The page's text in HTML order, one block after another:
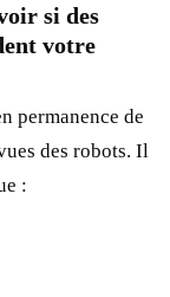
si des
votre
permanence de
des robots. Il
: